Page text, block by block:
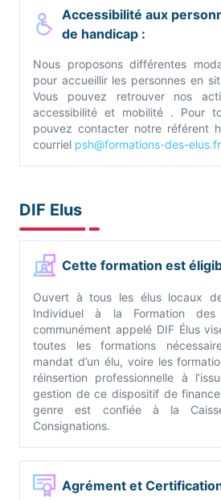
Accessibilité aux
de handicap :
Nous proposons différentes
pour accueillir les personnes en
Vous pouvez retrouver nos
accessibilité et mobilité . Pour
pouvez contacter notre référent
courriel psh@formations-des-elus.fr
DIF Elus
Cette formation est
Ouvert à tous les élus locaux
Individuel à la Formation
communément appelé DIF Élus
toutes les formations
mandat d’un élu, voire les
réinsertion professionnelle à
gestion de ce dispositif de
genre est confiée à la
Consignations.
Agrément et